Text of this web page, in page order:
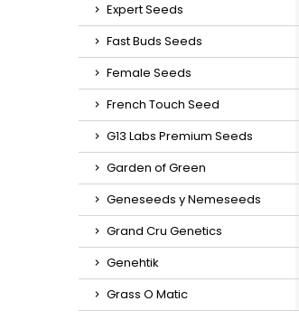
Expert Seeds
Fast Buds Seeds
Female Seeds
French Touch Seed
G13 Labs Premium Seeds
Garden of Green
Geneseeds y Nemeseeds
Grand Cru Genetics
Genehtik
Grass O Matic